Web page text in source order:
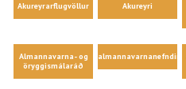
Akureyrarflugvöllur Akureyri
Almannavarna- og
öryggismálaráð
almannavarnanefndir